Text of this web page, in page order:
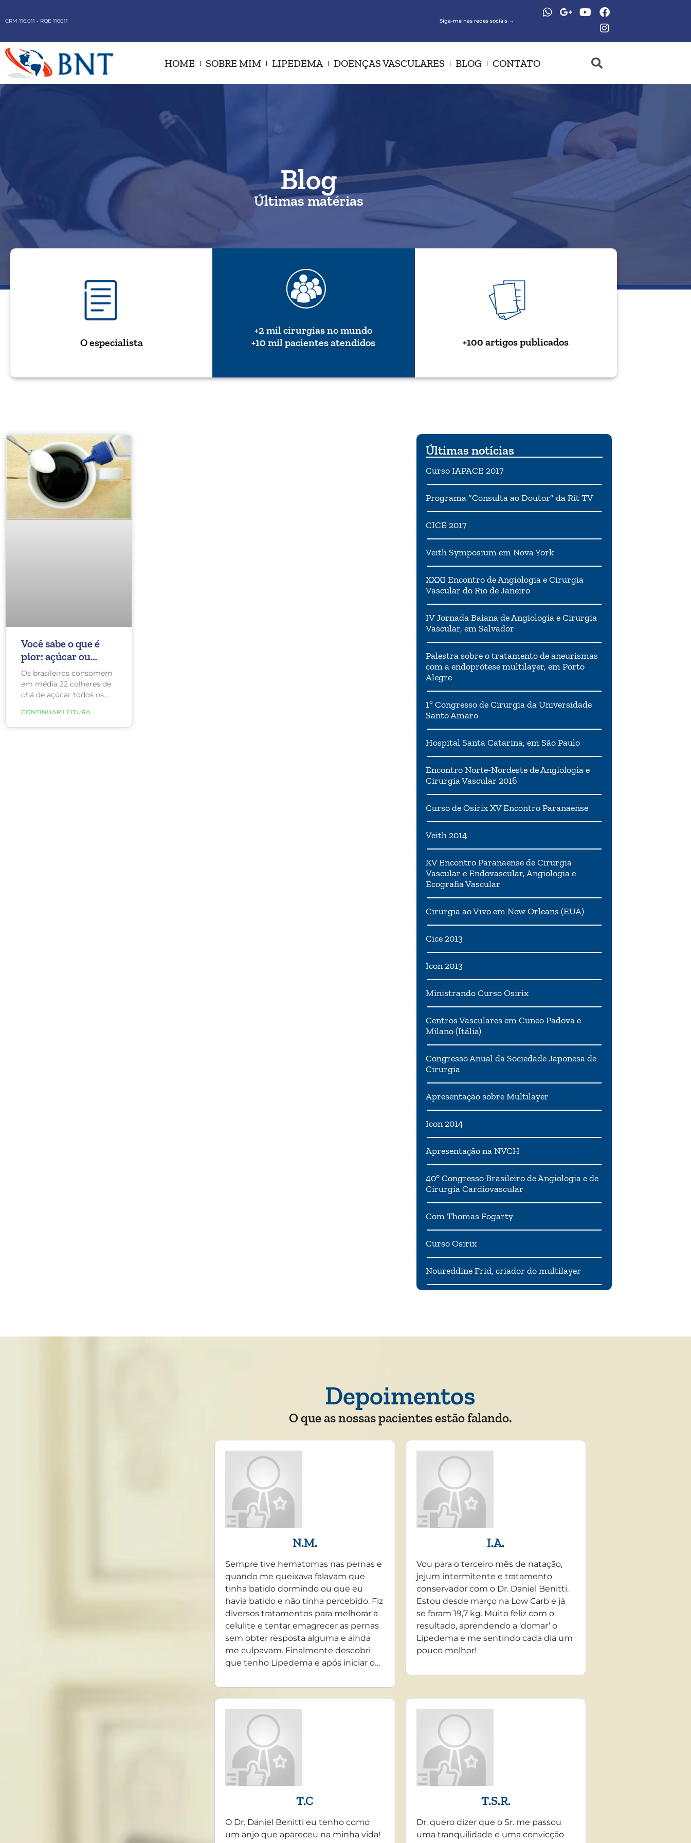
CRM 116.011 - RQE 116011 Siga-me nas redes sociais →
HOME SOBRE MIM LIPEDEMA DOENÇAS VASCULARES BLOG CONTATO
Blog
Últimas matérias
O especialista
+2 mil cirurgias no mundo
+10 mil pacientes atendidos
+100 artigos publicados
Você sabe o que é
pior: açúcar ou
adoçante?
Os brasileiros consomem
em média 22 colheres de
chá de açúcar todos os
cenário, dados mostram
que entre os adolescentes
CONTINUAR LEITURA
Últimas notícias
Curso IAPACE 2017
Programa “Consulta ao Doutor” da Rit TV
CICE 2017
Veith Symposium em Nova York
XXXI Encontro de Angiologia e Cirurgia
Vascular do Rio de Janeiro
IV Jornada Baiana de Angiologia e Cirurgia
Vascular, em Salvador
Palestra sobre o tratamento de aneurismas
com a endoprótese multilayer, em Porto
Alegre
1º Congresso de Cirurgia da Universidade
Santo Amaro
Hospital Santa Catarina, em São Paulo
Encontro Norte-Nordeste de Angiologia e
Cirurgia Vascular 2016
Curso de Osirix XV Encontro Paranaense
Veith 2014
XV Encontro Paranaense de Cirurgia
Vascular e Endovascular, Angiologia e
Ecografia Vascular
Cirurgia ao Vivo em New Orleans (EUA)
Cice 2013
Icon 2013
Ministrando Curso Osirix
Centros Vasculares em Cuneo Padova e
Milano (Itália)
Congresso Anual da Sociedade Japonesa de
Cirurgia
Apresentação sobre Multilayer
Icon 2014
Apresentação na NVCH
40° Congresso Brasileiro de Angiologia e de
Cirurgia Cardiovascular
Com Thomas Fogarty
Curso Osirix
Noureddine Frid, criador do multilayer
Depoimentos
O que as nossas pacientes estão falando.
N.M.
Sempre tive hematomas nas pernas e
quando me queixava falavam que
tinha batido dormindo ou que eu
havia batido e não tinha percebido. Fiz
diversos tratamentos para melhorar a
celulite e tentar emagrecer as pernas
sem obter resposta alguma e ainda
me culpavam. Finalmente descobri
que tenho Lipedema e após iniciar o…
I.A.
Vou para o terceiro mês de natação,
jejum intermitente e tratamento
conservador com o Dr. Daniel Benitti.
Estou desde março na Low Carb e já
se foram 19,7 kg. Muito feliz com o
resultado, aprendendo a ‘domar’ o
Lipedema e me sentindo cada dia um
pouco melhor!
T.C
O Dr. Daniel Benitti eu tenho como
um anjo que apareceu na minha vida!
T.S.R.
Dr. quero dizer que o Sr. me passou
uma tranquilidade e uma convicção